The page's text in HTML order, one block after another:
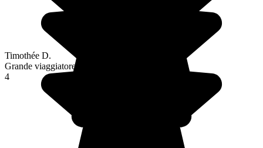
Timothée D.
Grande viaggiatore
4